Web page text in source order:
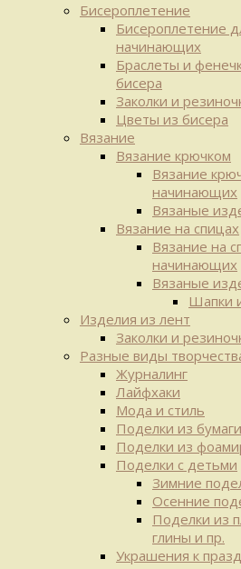
Бисероплетение
Бисероплетение
начинающих
Браслеты и
бисера
Заколки и
Цветы из бисера
Вязание
Вязание крючком
Вязание
начинающих
Вязаные
Вязание на спицах
Вязание на
начинающих
Вязаные
Шапки
Изделия из лент
Заколки и
Разные виды
Журналинг
Лайфхаки
Мода и стиль
Поделки из бумаги
Поделки из
Поделки с детьми
Зимние
Осенние
Поделки из
глины и пр.
Украшения к